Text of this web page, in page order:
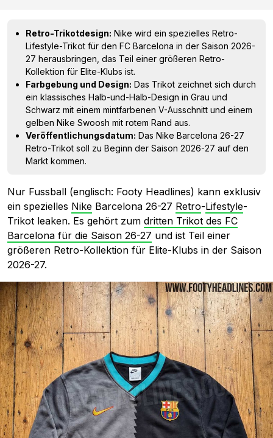
Retro-Trikotdesign: Nike wird ein spezielles Retro-
Lifestyle-Trikot für den FC Barcelona in der Saison 2026-
27 herausbringen, das Teil einer größeren Retro-
Kollektion für Elite-Klubs ist.
Farbgebung und Design: Das Trikot zeichnet sich durch
ein klassisches Halb-und-Halb-Design in Grau und
Schwarz mit einem mintfarbenen V-Ausschnitt und einem
gelben Nike Swoosh mit rotem Rand aus.
Veröffentlichungsdatum: Das Nike Barcelona 26-27
Retro-Trikot soll zu Beginn der Saison 2026-27 auf den
Markt kommen.
Nur Fussball (englisch: Footy Headlines) kann exklusiv
ein spezielles Nike Barcelona 26-27 Retro-Lifestyle-
Trikot leaken. Es gehört zum dritten Trikot des FC
Barcelona für die Saison 26-27 und ist Teil einer
größeren Retro-Kollektion für Elite-Klubs in der Saison
2026-27.